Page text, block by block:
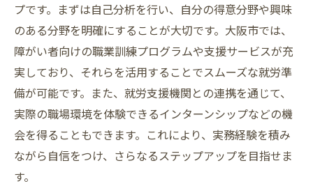
プです。まずは自己分析を行い、自分の得意分野や興味
のある分野を明確にすることが大切です。大阪市では、
障がい者向けの職業訓練プログラムや支援サービスが充
実しており、それらを活用することでスムーズな就労準
備が可能です。また、就労支援機関との連携を通じて、
実際の職場環境を体験できるインターンシップなどの機
会を得ることもできます。これにより、実務経験を積み
ながら自信をつけ、さらなるステップアップを目指せま
す。